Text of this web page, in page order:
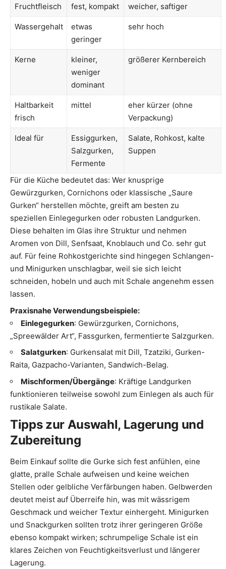
Fruchtfleisch fest, kompakt weicher, saftiger
Wassergehalt
etwas
geringer
sehr hoch
Kerne
kleiner,
weniger
dominant
größerer Kernbereich
Haltbarkeit
frisch
mittel
eher kürzer (ohne
Verpackung)
Ideal für
Essiggurken,
Salzgurken,
Fermente
Salate, Rohkost, kalte
Suppen
Für die Küche bedeutet das: Wer knusprige
Gewürzgurken, Cornichons oder klassische „Saure
Gurken“ herstellen möchte, greift am besten zu
speziellen Einlegegurken oder robusten Landgurken.
Diese behalten im Glas ihre Struktur und nehmen
Aromen von Dill, Senfsaat, Knoblauch und Co. sehr gut
auf. Für feine Rohkostgerichte sind hingegen Schlangen-
und Minigurken unschlagbar, weil sie sich leicht
schneiden, hobeln und auch mit Schale angenehm essen
lassen.
Praxisnahe Verwendungsbeispiele:
Einlegegurken: Gewürzgurken, Cornichons,
„Spreewälder Art“, Fassgurken, fermentierte Salzgurken.
Salatgurken: Gurkensalat mit Dill, Tzatziki, Gurken-
Raita, Gazpacho-Varianten, Sandwich-Belag.
Mischformen/Übergänge: Kräftige Landgurken
funktionieren teilweise sowohl zum Einlegen als auch für
rustikale Salate.
Tipps zur Auswahl, Lagerung und
Zubereitung
Beim Einkauf sollte die Gurke sich fest anfühlen, eine
glatte, pralle Schale aufweisen und keine weichen
Stellen oder gelbliche Verfärbungen haben. Gelbwerden
deutet meist auf Überreife hin, was mit wässrigem
Geschmack und weicher Textur einhergeht. Minigurken
und Snackgurken sollten trotz ihrer geringeren Größe
ebenso kompakt wirken; schrumpelige Schale ist ein
klares Zeichen von Feuchtigkeitsverlust und längerer
Lagerung.